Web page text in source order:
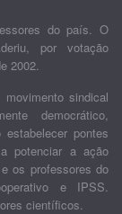
do país. O
por votação
2002.
sindical
democrático,
pontes
potenciar a ação
os professores do
e IPSS.
científicos.